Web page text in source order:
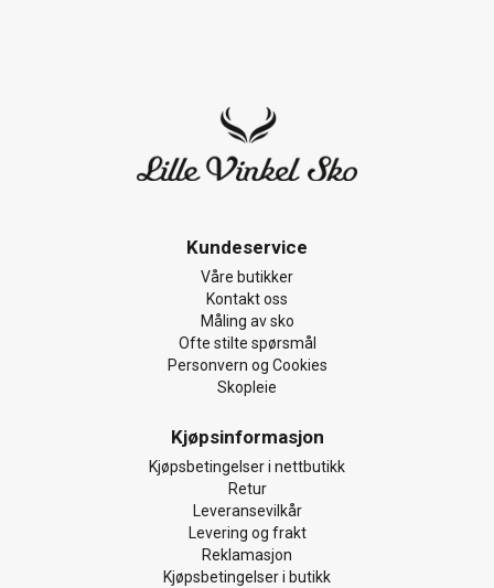
Kundeservice
Våre butikker
Kontakt oss
Måling av sko
Ofte stilte spørsmål
Personvern og Cookies
Skopleie
Kjøpsinformasjon
Kjøpsbetingelser i nettbutikk
Retur
Leveransevilkår
Levering og frakt
Reklamasjon
Kjøpsbetingelser i butikk